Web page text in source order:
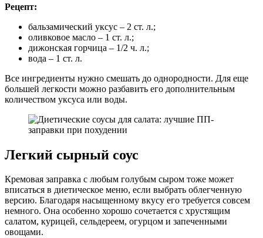
Рецепт:
бальзамический уксус – 2 ст. л.;
оливковое масло – 1 ст. л.;
дижонская горчица – 1/2 ч. л.;
вода – 1 ст. л.
Все ингредиенты нужно смешать до однородности. Для еще
большей легкости можно разбавить его дополнительным
количеством уксуса или воды.
Легкий сырный соус
Кремовая заправка с любым голубым сыром тоже может
вписаться в диетическое меню, если выбрать облегченную
версию. Благодаря насыщенному вкусу его требуется совсем
немного. Она особенно хорошо сочетается с хрустящим
салатом, курицей, сельдереем, огурцом и запеченными
овощами.